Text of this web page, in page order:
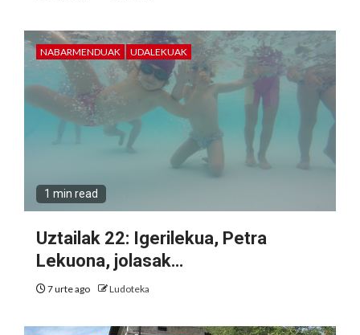
NABARMENDUAK UDALEKUAK
1 min read
Uztailak 22: Igerilekua, Petra
Lekuona, jolasak…
7 urte ago Ludoteka